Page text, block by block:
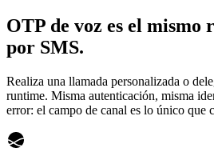
OTP de voz es el mismo
por SMS.
Realiza una llamada personalizada o
runtime. Misma autenticación, misma
error: el campo de canal es lo único que